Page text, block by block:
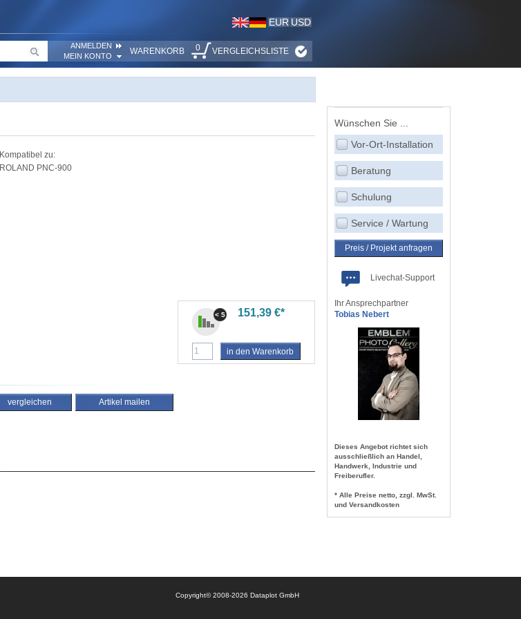
EUR USD
ANMELDEN
MEIN KONTO
WARENKORB 0 VERGLEICHSLISTE
Kompatibel zu:
ROLAND PNC-900
< 5 151,39 €*
in den Warenkorb
vergleichen Artikel mailen
Wünschen Sie ...
Vor-Ort-Installation
Beratung
Schulung
Service / Wartung
Preis / Projekt anfragen
Livechat-Support
Ihr Ansprechpartner
Tobias Nebert
Dieses Angebot richtet sich
ausschließlich an Handel,
Handwerk, Industrie und
Freiberufler.
* Alle Preise netto, zzgl. MwSt.
und Versandkosten
Copyright© 2008-2026 Dataplot GmbH